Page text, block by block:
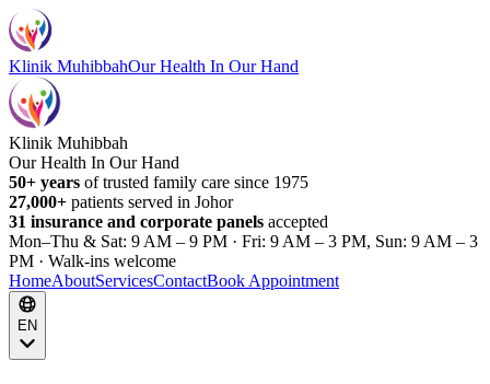
Klinik MuhibbahOur Health In Our Hand
Klinik Muhibbah
Our Health In Our Hand
50+ years of trusted family care since 1975
27,000+ patients served in Johor
31 insurance and corporate panels accepted
Mon–Thu & Sat: 9 AM – 9 PM · Fri: 9 AM – 3 PM, Sun: 9 AM – 3
PM · Walk-ins welcome
HomeAboutServicesContactBook Appointment
EN